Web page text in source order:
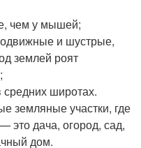
чем у мышей;
и шустрые,
землей роят
средних широтах.
земляные участки, где
это дача, огород, сад,
дом.